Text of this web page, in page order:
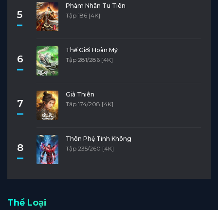
5
Phàm Nhân Tu Tiên
Tập 186 [4K]
6
Thế Giới Hoàn Mỹ
Tập 281/286 [4K]
7
Già Thiên
Tập 174/208 [4K]
8
Thôn Phệ Tinh Không
Tập 235/260 [4K]
Thể Loại